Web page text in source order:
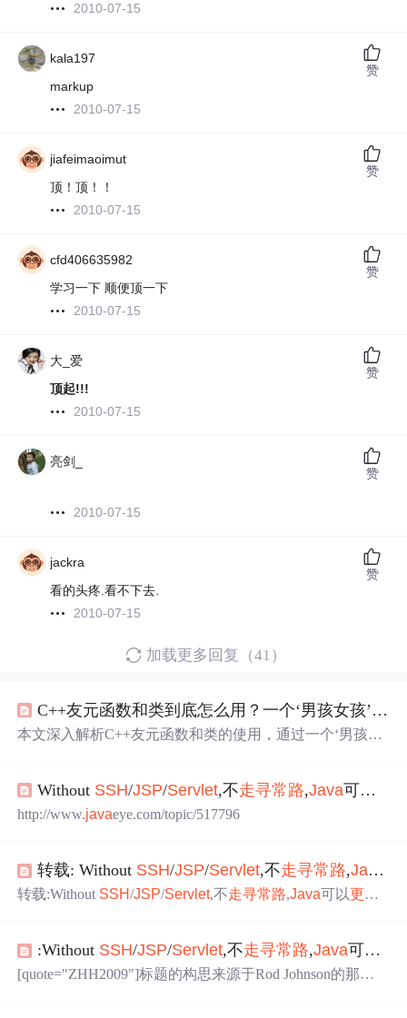
2010-07-15
kala197
markup
2010-07-15
赞
jiafeimaoimut
顶！顶！！
2010-07-15
赞
cfd406635982
学习一下 顺便顶一下
2010-07-15
赞
大_爱
顶起!!!
2010-07-15
赞
亮剑_
2010-07-15
赞
jackra
看的头疼.看不下去.
2010-07-15
赞
加载更多回复（41）
C++友元函数和类到底怎么用？一个‘男孩女孩’交友程序帮你理清思路
本文深入解析C++友元函数和类的使用，通过一个‘男孩女
性，并提供了实际工程中的使用准则和替代方案，帮助开
发者更好地理解和应用这一重要特性。
Without SSH/JSP/Servlet,不走寻常路,Java可以
http://www.javaeye.com/topic/517796
转载: Without SSH/JSP/Servlet,不走寻常路,Java
转载:Without SSH/JSP/Servlet,不走寻常路,Java可以更酷
:Without SSH/JSP/Servlet,不走寻常路,Java可以
[quote="ZHH2009"]标题的构思来源于Rod Johnson的那